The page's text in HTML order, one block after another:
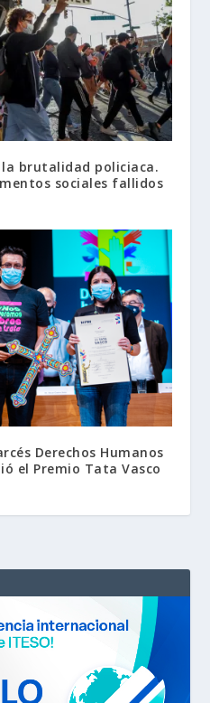
la brutalidad policiaca.
sociales fallidos
Derechos Humanos
el Premio Tata Vasco